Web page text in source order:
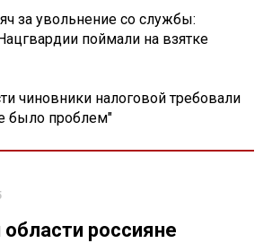
за увольнение со службы:
поймали на взятке
чиновники налоговой требовали
было проблем"
россияне